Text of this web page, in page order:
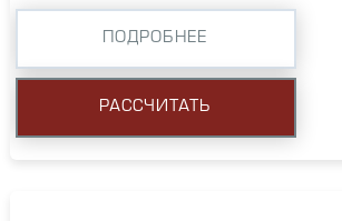
ПОДРОБНЕЕ
РАССЧИТАТЬ